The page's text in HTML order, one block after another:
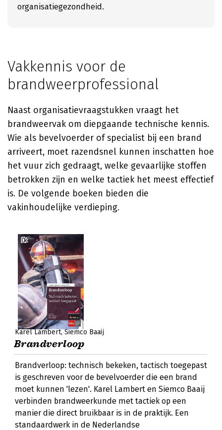
organisatiegezondheid.
Vakkennis voor de
brandweerprofessional
Naast organisatievraagstukken vraagt het
brandweervak om diepgaande technische kennis.
Wie als bevelvoerder of specialist bij een brand
arriveert, moet razendsnel kunnen inschatten hoe
het vuur zich gedraagt, welke gevaarlijke stoffen
betrokken zijn en welke tactiek het meest effectief
is. De volgende boeken bieden die
vakinhoudelijke verdieping.
Karel Lambert Siemco Baaij
Brandverloop
Brandverloop: technisch bekeken, tactisch toegepast
is geschreven voor de bevelvoerder die een brand
moet kunnen 'lezen'. Karel Lambert en Siemco Baaij
verbinden brandweerkunde met tactiek op een
manier die direct bruikbaar is in de praktijk. Een
standaardwerk in de Nederlandse